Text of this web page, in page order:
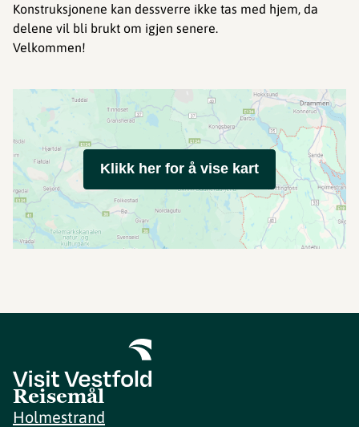
Konstruksjonene kan dessverre ikke tas med hjem, da
delene vil bli brukt om igjen senere.
Velkommen!
Klikk her for å vise kart
Reisemål
Holmestrand